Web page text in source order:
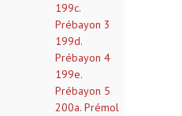
199c.
Prébayon 3
199d.
Prébayon 4
199e.
Prébayon 5
200a. Prémol